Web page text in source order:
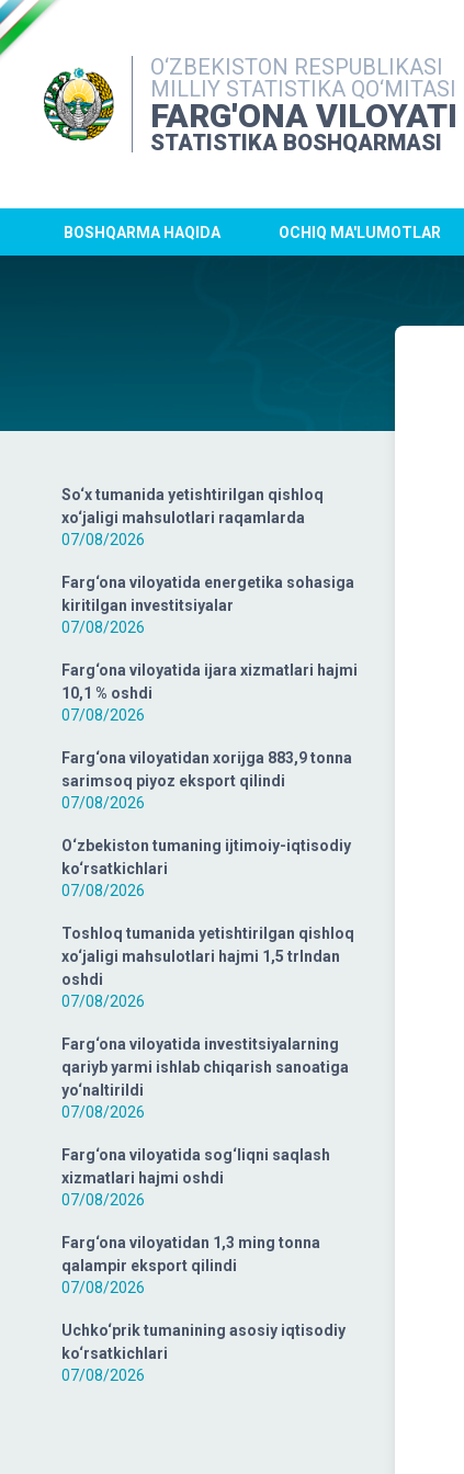
O‘ZBEKISTON RESPUBLIKASI
MILLIY STATISTIKA QO‘MITASI
FARG'ONA VILOYATI
STATISTIKA BOSHQARMASI
BOSHQARMA HAQIDA OCHIQ MA'LUMOTLAR
So‘x tumanida yetishtirilgan qishloq
xo‘jaligi mahsulotlari raqamlarda
07/08/2026
Farg‘ona viloyatida energetika sohasiga
kiritilgan investitsiyalar
07/08/2026
Farg‘ona viloyatida ijara xizmatlari hajmi
10,1 % oshdi
07/08/2026
Farg‘ona viloyatidan xorijga 883,9 tonna
sarimsoq piyoz eksport qilindi
07/08/2026
O‘zbekiston tumaning ijtimoiy-iqtisodiy
ko‘rsatkichlari
07/08/2026
Toshloq tumanida yetishtirilgan qishloq
xo‘jaligi mahsulotlari hajmi 1,5 trlndan
oshdi
07/08/2026
Farg‘ona viloyatida investitsiyalarning
qariyb yarmi ishlab chiqarish sanoatiga
yo‘naltirildi
07/08/2026
Farg‘ona viloyatida sog‘liqni saqlash
xizmatlari hajmi oshdi
07/08/2026
Farg‘ona viloyatidan 1,3 ming tonna
qalampir eksport qilindi
07/08/2026
Uchko‘prik tumanining asosiy iqtisodiy
ko‘rsatkichlari
07/08/2026